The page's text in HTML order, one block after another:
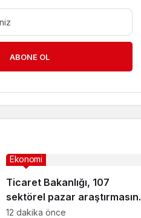
ABONE OL
Ticaret Bakanlığı, 107
sektörel pazar araştırmasını
hizmete sundu
Ekonomi
12 dakika önce